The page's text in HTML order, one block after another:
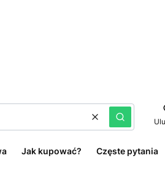
WyczyśćSzukaj
Jak kupować? Częste pytania